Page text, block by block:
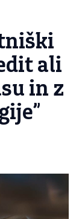
ali
in z